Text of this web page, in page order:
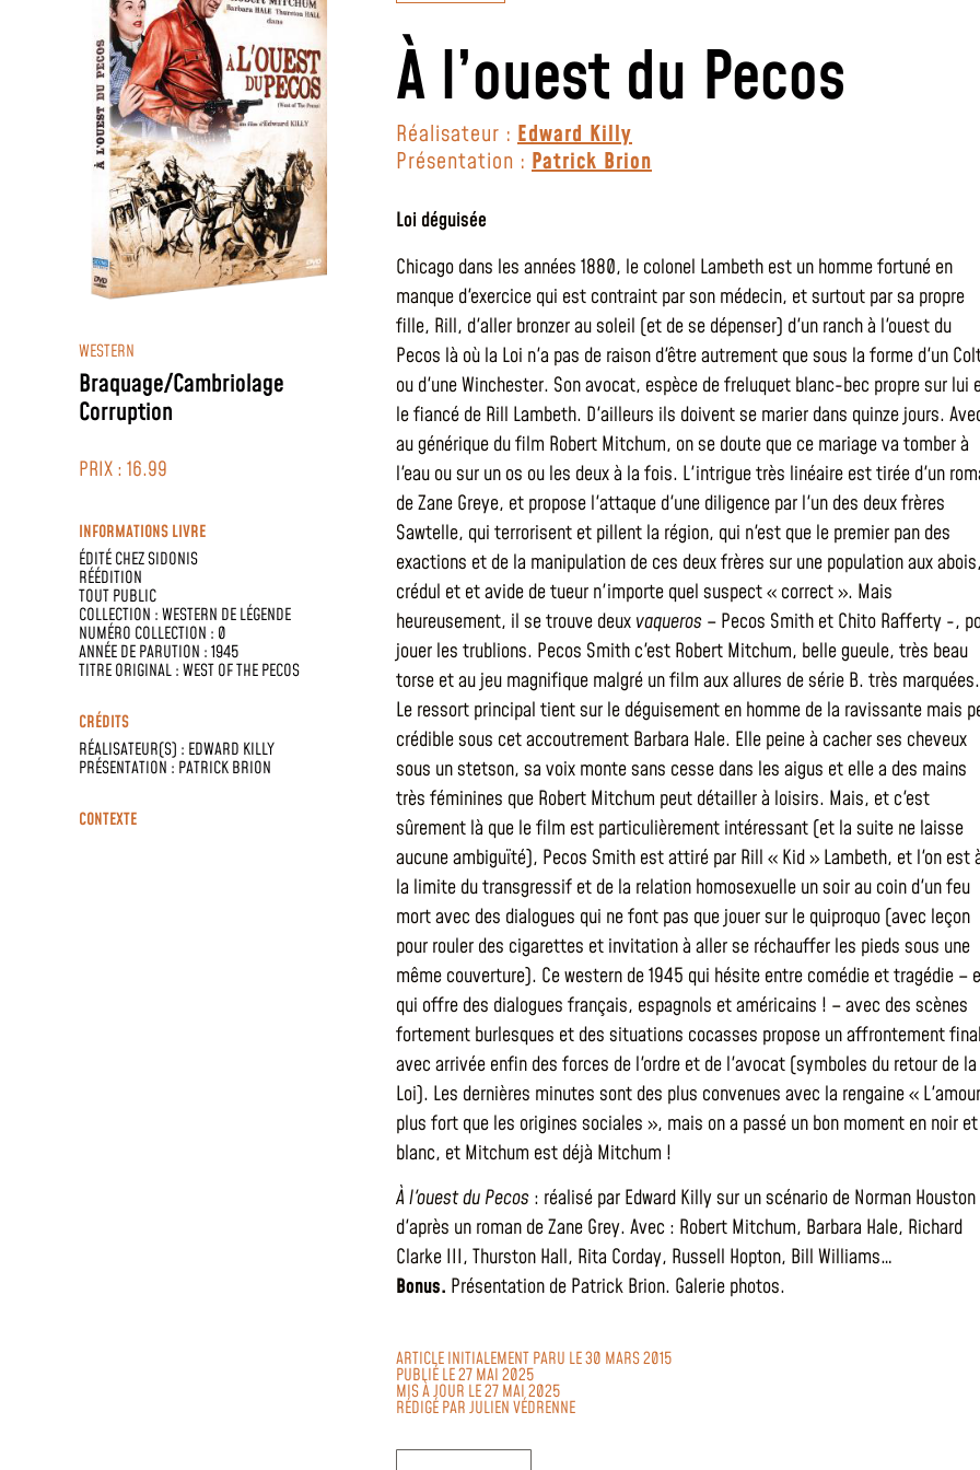
WESTERN
Braquage/Cambriolage
Corruption
PRIX : 16.99
INFORMATIONS LIVRE
ÉDITÉ CHEZSIDONIS
RÉÉDITION
TOUT PUBLIC
COLLECTION :WESTERN DE LÉGENDE
NUMÉRO COLLECTION : 0
ANNÉE DE PARUTION : 1945
TITRE ORIGINAL : WEST OF THE PECOS
CRÉDITS
RÉALISATEUR(S) : EDWARD KILLY
PRÉSENTATION : PATRICK BRION
CONTEXTE
À l’ouest du Pecos
Réalisateur : Edward Killy
Présentation : Patrick Brion
Loi déguisée
Chicago dans les années 1880, le colonel Lambeth est un homme fortuné en
manque d'exercice qui est contraint par son médecin, et surtout par sa propre
fille, Rill, d'aller bronzer au soleil (et de se dépenser) d'un ranch à l'ouest du
Pecos là où la Loi n'a pas de raison d'être autrement que sous la forme d'un
ou d'une Winchester. Son avocat, espèce de freluquet blanc-bec propre sur lui
le fiancé de Rill Lambeth. D'ailleurs ils doivent se marier dans quinze jours.
au générique du film Robert Mitchum, on se doute que ce mariage va tomber à
l'eau ou sur un os ou les deux à la fois. L'intrigue très linéaire est tirée d'un
de Zane Greye, et propose l'attaque d'une diligence par l'un des deux frères
Sawtelle, qui terrorisent et pillent la région, qui n'est que le premier pan des
exactions et de la manipulation de ces deux frères sur une population aux abois,
crédul et et avide de tueur n'importe quel suspect « correct ». Mais
heureusement, il se trouve deux vaqueros – Pecos Smith et Chito Rafferty -,
jouer les trublions. Pecos Smith c'est Robert Mitchum, belle gueule, très beau
torse et au jeu magnifique malgré un film aux allures de série B. très marquées.
Le ressort principal tient sur le déguisement en homme de la ravissante mais
crédible sous cet accoutrement Barbara Hale. Elle peine à cacher ses cheveux
sous un stetson, sa voix monte sans cesse dans les aigus et elle a des mains
très féminines que Robert Mitchum peut détailler à loisirs. Mais, et c'est
sûrement là que le film est particulièrement intéressant (et la suite ne laisse
aucune ambiguïté), Pecos Smith est attiré par Rill « Kid » Lambeth, et l'on est
la limite du transgressif et de la relation homosexuelle un soir au coin d'un feu
mort avec des dialogues qui ne font pas que jouer sur le quiproquo (avec leçon
pour rouler des cigarettes et invitation à aller se réchauffer les pieds sous une
même couverture). Ce western de 1945 qui hésite entre comédie et tragédie –
qui offre des dialogues français, espagnols et américains ! – avec des scènes
fortement burlesques et des situations cocasses propose un affrontement final
avec arrivée enfin des forces de l'ordre et de l'avocat (symboles du retour de la
Loi). Les dernières minutes sont des plus convenues avec la rengaine « L'amour
plus fort que les origines sociales », mais on a passé un bon moment en noir et
blanc, et Mitchum est déjà Mitchum !
À l'ouest du Pecos : réalisé par Edward Killy sur un scénario de Norman Houston
d'après un roman de Zane Grey. Avec : Robert Mitchum, Barbara Hale, Richard
Clarke III, Thurston Hall, Rita Corday, Russell Hopton, Bill Williams…
Bonus. Présentation de Patrick Brion. Galerie photos.
ARTICLE INITIALEMENT PARU LE 30 MARS 2015
PUBLIÉ LE 27 MAI 2025
MIS À JOUR LE 27 MAI 2025
RÉDIGÉ PARJULIEN VÉDRENNE